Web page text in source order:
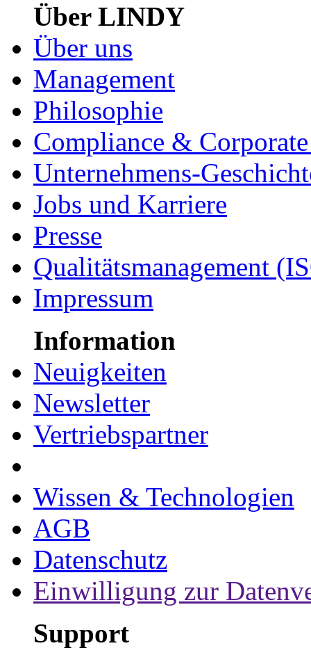
Über LINDY
Über uns
Management
Philosophie
Compliance &
Unternehmens-
Jobs und Karriere
Presse
Qualitätsmanagement
Impressum
Information
Neuigkeiten
Newsletter
Vertriebspartner
Wissen & Technologien
AGB
Datenschutz
Einwilligung zur
Support